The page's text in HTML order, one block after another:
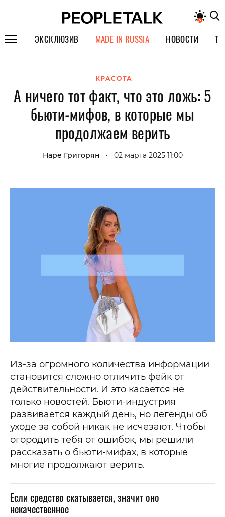
ЭКСКЛЮЗИВ
СПЕЦПРОЕКТЫ
ИНТЕРВЬЮ
ПОКОЛЕНИЕ
MADE IN RUSSIA НОВОСТИ
КРАСОТА
А ничего тот факт, что это ложь: 5
бьюти-мифов, в которые мы
продолжаем верить
Наре Григорян • 02 марта 2025 11:00
Из-за огромного количества информации
становится сложно отличить фейк от
действительности. И это касается не
только новостей. Бьюти-индустрия
развивается каждый день, но легенды об
уходе за собой никак не исчезают. Чтобы
огородить тебя от ошибок, мы решили
рассказать о бьюти-мифах, в которые
многие продолжают верить.
Если средство скатывается, значит оно
некачественное